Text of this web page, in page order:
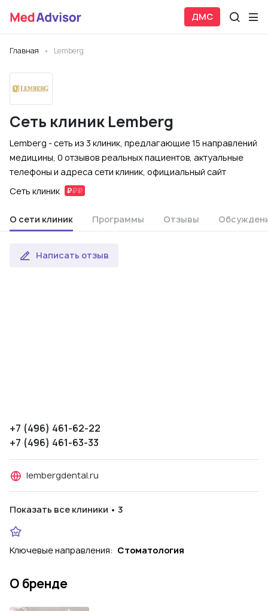
ДМС
Главная Lemberg
Сеть клиник Lemberg
Lemberg - сеть из 3 клиник, предлагающие 15 направлений
медицины, 0 отзывов реальных пациентов, актуальные
телефоны и адреса сети клиник, официальный сайт
Сеть клиник
О сети клиник Программы Отзывы
Написать отзыв
+7 (496) 461-62-22
+7 (496) 461-63-33
lembergdental.ru
Показать все клиники • 3
Ключевые направления: Стоматология
О бренде